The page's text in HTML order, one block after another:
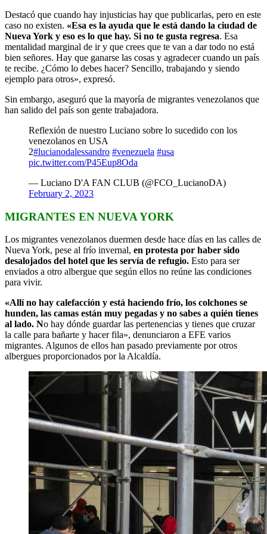
Destacó que cuando hay injusticias hay que publicarlas, pero en este
caso no existen. «Esa es la ayuda que le está dando la ciudad de
Nueva York y eso es lo que hay. Si no te gusta regresa. Esa
mentalidad marginal de ir y que crees que te van a dar todo no está
bien señores. Hay que ganarse las cosas y agradecer cuando un país
te recibe. ¿Cómo lo debes hacer? Sencillo, trabajando y siendo
ejemplo para otros», expresó.
Sin embargo, aseguró que la mayoría de migrantes venezolanos que
han salido del país son gente trabajadora.
Reflexión de nuestro Luciano sobre lo sucedido con los
venezolanos en USA
2#lucianodalessandro #venezuela #usa
pic.twitter.com/P45Eup8Oda
— Luciano D'A FAN CLUB (@FCO_LucianoDA)
February 2, 2023
MIGRANTES EN NUEVA YORK
Los migrantes venezolanos duermen desde hace días en las calles de
Nueva York, pese al frío invernal, en protesta por haber sido
desalojados del hotel que les servía de refugio. Esto para ser
enviados a otro albergue que según ellos no reúne las condiciones
para vivir.
«Allí no hay calefacción y está haciendo frío, los colchones se
hunden, las camas están muy pegadas y no sabes a quién tienes
al lado. No hay dónde guardar las pertenencias y tienes que cruzar
la calle para bañarte y hacer fila», denunciaron a EFE varios
migrantes. Algunos de ellos han pasado previamente por otros
albergues proporcionados por la Alcaldía.